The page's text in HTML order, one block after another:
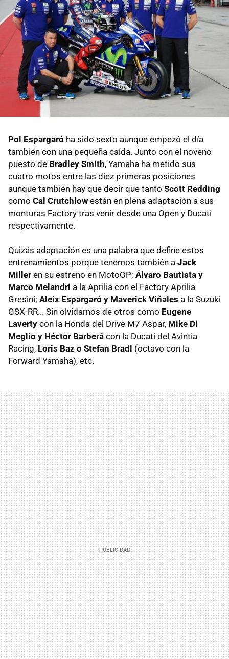
Pol Espargaró ha sido sexto aunque empezó el día
también con una pequeña caída. Junto con el noveno
puesto de Bradley Smith, Yamaha ha metido sus
cuatro motos entre las diez primeras posiciones
aunque también hay que decir que tanto Scott Redding
como Cal Crutchlow están en plena adaptación a sus
monturas Factory tras venir desde una Open y Ducati
respectivamente.
Quizás adaptación es una palabra que define estos
entrenamientos porque tenemos también a Jack
Miller en su estreno en MotoGP; Álvaro Bautista y
Marco Melandri a la Aprilia con el Factory Aprilia
Gresini; Aleix Espargaró y Maverick Viñales a la Suzuki
GSX-RR... Sin olvidarnos de otros como Eugene
Laverty con la Honda del Drive M7 Aspar, Mike Di
Meglio y Héctor Barberá con la Ducati del Avintia
Racing, Loris Baz o Stefan Bradl (octavo con la
Forward Yamaha), etc.